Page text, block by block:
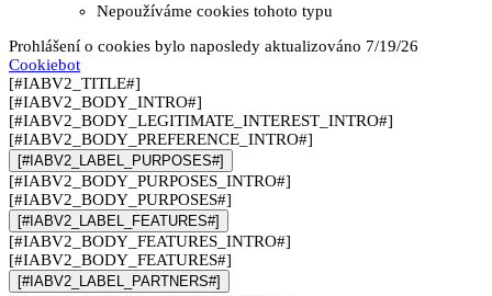
Nepoužíváme cookies tohoto typu
Prohlášení o cookies bylo naposledy aktualizováno 7/19/26
Cookiebot
[#IABV2_TITLE#]
[#IABV2_BODY_INTRO#]
[#IABV2_BODY_LEGITIMATE_INTEREST_INTRO#]
[#IABV2_BODY_PREFERENCE_INTRO#]
[#IABV2_LABEL_PURPOSES#]
[#IABV2_BODY_PURPOSES_INTRO#]
[#IABV2_BODY_PURPOSES#]
[#IABV2_LABEL_FEATURES#]
[#IABV2_BODY_FEATURES_INTRO#]
[#IABV2_BODY_FEATURES#]
[#IABV2_LABEL_PARTNERS#]